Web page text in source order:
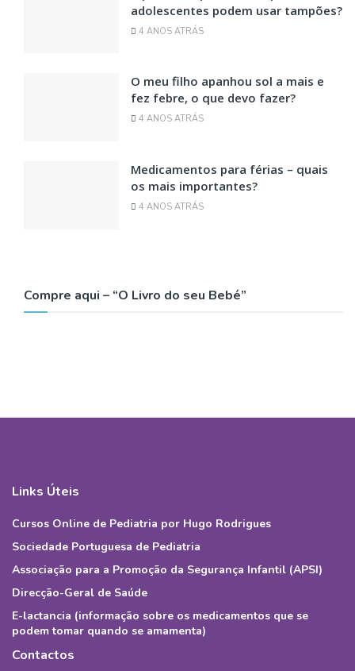
adolescentes podem usar tampões?
4 ANOS ATRÁS
O meu filho apanhou sol a mais e
fez febre, o que devo fazer?
4 ANOS ATRÁS
Medicamentos para férias – quais
os mais importantes?
4 ANOS ATRÁS
Compre aqui – “O Livro do seu Bebé”
Links Úteis
Cursos Online de Pediatria por Hugo Rodrigues
Sociedade Portuguesa de Pediatria
Associação para a Promoção da Segurança Infantil (APSI)
Direcção-Geral de Saúde
E-lactancia (informação sobre os medicamentos que se
podem tomar quando se amamenta)
Contactos